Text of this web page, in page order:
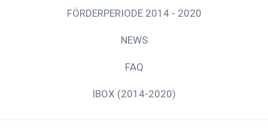
FÖRDERPERIODE 2014 - 2020
NEWS
FAQ
IBOX (2014-2020)